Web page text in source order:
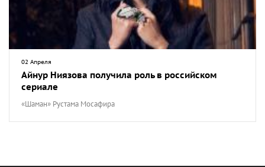
02 Апреля
Айнур Ниязова получила роль в российском
сериале
«Шаман» Рустама Мосафира